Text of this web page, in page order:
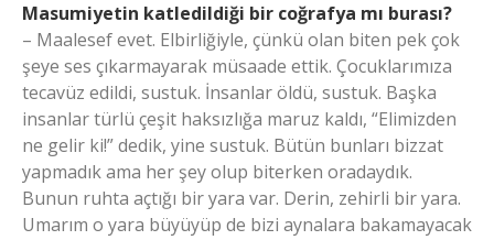
Masumiyetin katledildiği bir coğrafya mı burası?
– Maalesef evet. Elbirliğiyle, çünkü olan biten pek çok
şeye ses çıkarmayarak müsaade ettik. Çocuklarımıza
tecavüz edildi, sustuk. İnsanlar öldü, sustuk. Başka
insanlar türlü çeşit haksızlığa maruz kaldı, “Elimizden
ne gelir ki!” dedik, yine sustuk. Bütün bunları bizzat
yapmadık ama her şey olup biterken oradaydık.
Bunun ruhta açtığı bir yara var. Derin, zehirli bir yara.
Umarım o yara büyüyüp de bizi aynalara bakamayacak